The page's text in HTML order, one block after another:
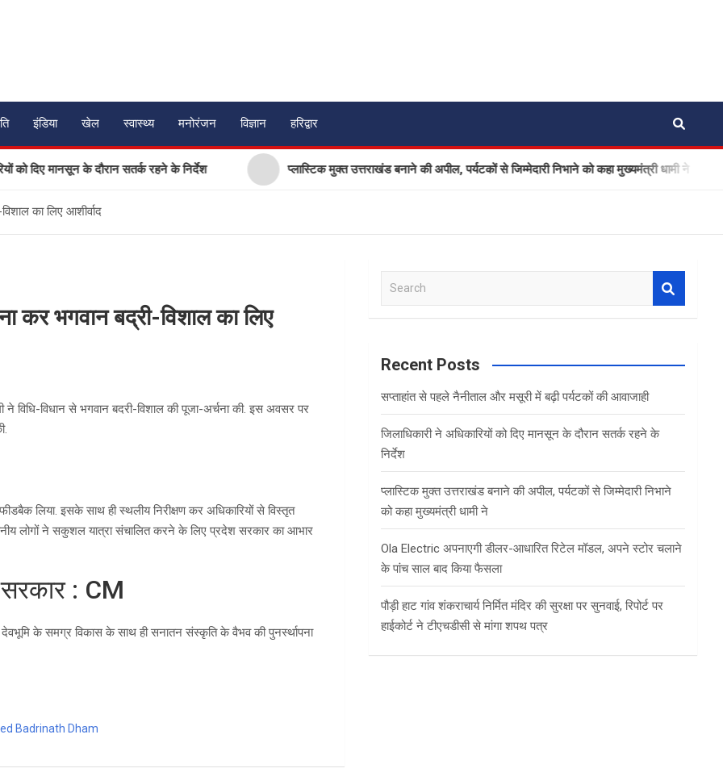
इंडिया खेल स्वास्थ्य मनोरंजन विज्ञान हरिद्वार
दिए मानसून के दौरान सतर्क रहने के निर्देश प्लास्टिक मुक्त उत्तराखंड बनाने की अपील, पर्यटकों से जिम्मेदारी निभाने को कहा मुख्यमंत्री धामी ने
का लिए आशीर्वाद
कर भगवान बद्री-विशाल का लिए
विधि-विधान से भगवान बदरी-विशाल की पूजा-अर्चना की. इस अवसर पर
लिया. इसके साथ ही स्थलीय निरीक्षण कर अधिकारियों से विस्तृत
लोगों ने सकुशल यात्रा संचालित करने के लिए प्रदेश सरकार का आभार
सरकार : CM
के समग्र विकास के साथ ही सनातन संस्कृति के वैभव की पुनर्स्थापना
Badrinath Dham
a
c
Recent Posts
सप्ताहांत से पहले नैनीताल और मसूरी में बढ़ी पर्यटकों की आवाजाही
जिलाधिकारी ने अधिकारियों को दिए मानसून के दौरान सतर्क रहने के
निर्देश
प्लास्टिक मुक्त उत्तराखंड बनाने की अपील, पर्यटकों से जिम्मेदारी निभाने
को कहा मुख्यमंत्री धामी ने
Ola Electric अपनाएगी डीलर-आधारित रिटेल मॉडल, अपने स्टोर चलाने
के पांच साल बाद किया फैसला
पौड़ी हाट गांव शंकराचार्य निर्मित मंदिर की सुरक्षा पर सुनवाई, रिपोर्ट पर
हाईकोर्ट ने टीएचडीसी से मांगा शपथ पत्र